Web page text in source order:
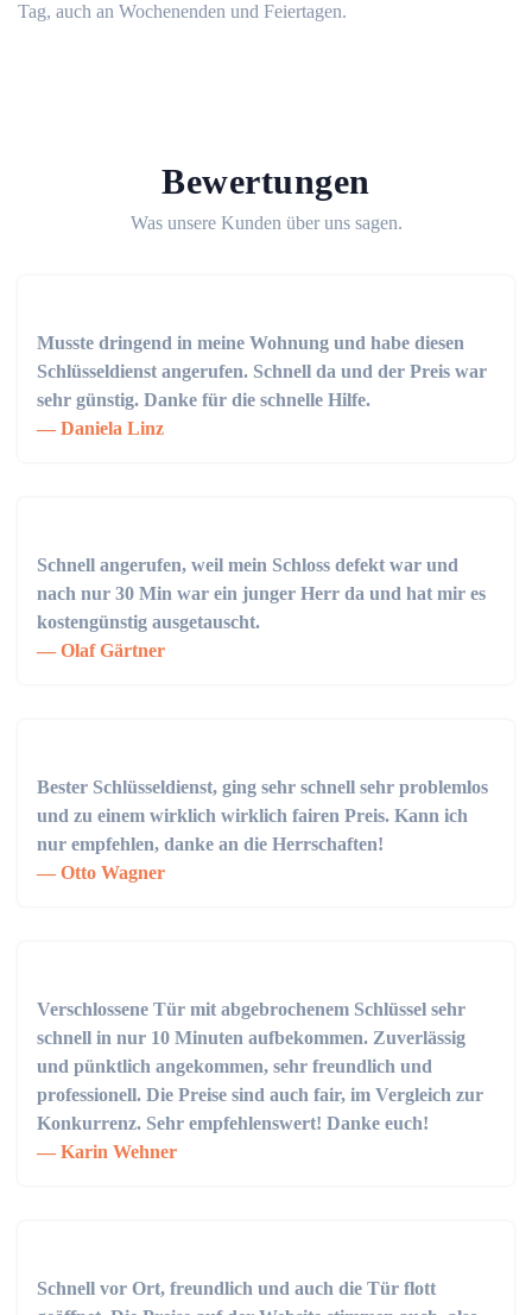
Tag, auch an Wochenenden und Feiertagen.
Bewertungen
Was unsere Kunden über uns sagen.
Musste dringend in meine Wohnung und habe diesen
Schlüsseldienst angerufen. Schnell da und der Preis war
sehr günstig. Danke für die schnelle Hilfe.
Daniela Linz
Schnell angerufen, weil mein Schloss defekt war und
nach nur 30 Min war ein junger Herr da und hat mir es
kostengünstig ausgetauscht.
Olaf Gärtner
Bester Schlüsseldienst, ging sehr schnell sehr problemlos
und zu einem wirklich wirklich fairen Preis. Kann ich
nur empfehlen, danke an die Herrschaften!
Otto Wagner
Verschlossene Tür mit abgebrochenem Schlüssel sehr
schnell in nur 10 Minuten aufbekommen. Zuverlässig
und pünktlich angekommen, sehr freundlich und
professionell. Die Preise sind auch fair, im Vergleich zur
Konkurrenz. Sehr empfehlenswert! Danke euch!
Karin Wehner
Schnell vor Ort, freundlich und auch die Tür flott